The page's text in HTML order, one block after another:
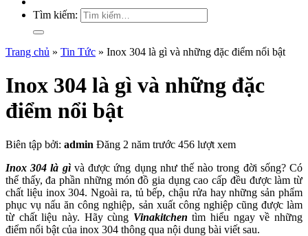
Tìm kiếm:
Trang chủ » Tin Tức » Inox 304 là gì và những đặc điểm nổi bật
Inox 304 là gì và những đặc
điểm nổi bật
Biên tập bởi: admin Đăng 2 năm trước 456 lượt xem
Inox 304 là gì và được ứng dụng như thế nào trong đời sống? Có
thể thấy, đa phần những món đồ gia dụng cao cấp đều được làm từ
chất liệu inox 304. Ngoài ra, tủ bếp, chậu rửa hay những sản phẩm
phục vụ nấu ăn công nghiệp, sản xuất công nghiệp cũng được làm
từ chất liệu này. Hãy cùng Vinakitchentìm hiểu ngay về những
điểm nổi bật của inox 304 thông qua nội dung bài viết sau.